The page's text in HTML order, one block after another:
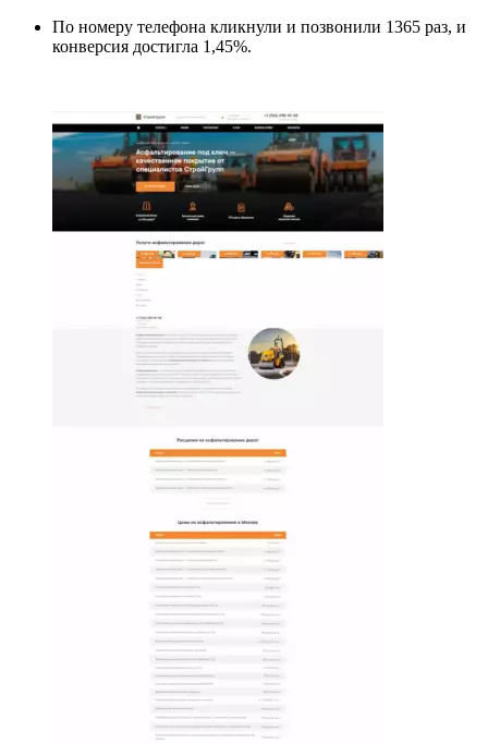
По номеру телефона кликнули и позвонили 1365 раз, и
конверсия достигла 1,45%.